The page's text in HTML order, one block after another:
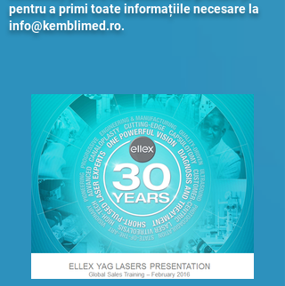
pentru a primi toate informațiile necesare la
info@kemblimed.ro.